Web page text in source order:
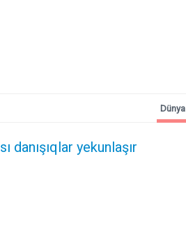
danışıqlar yekunlaşır
Dünya